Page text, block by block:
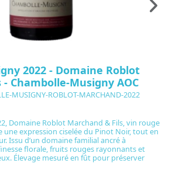
2022 - Domaine Roblot
Chambolle-Musigny AOC
MUSIGNY-ROBLOT-MARCHAND-2022
Domaine Roblot Marchand & Fils, vin rouge
une expression ciselée du Pinot Noir, tout en
Issu d’un domaine familial ancré à
florale, fruits rouges rayonnants et
Élevage mesuré en fût pour préserver